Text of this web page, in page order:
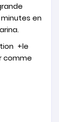
en
+le
comme